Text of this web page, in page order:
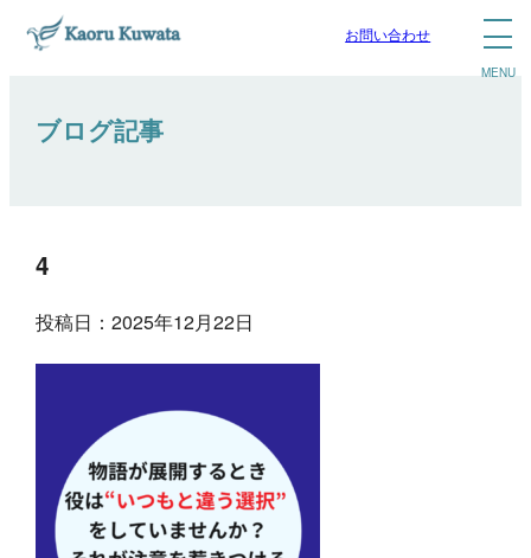
お問い合わせ
ブログ記事
4
投稿日：2025年12月22日